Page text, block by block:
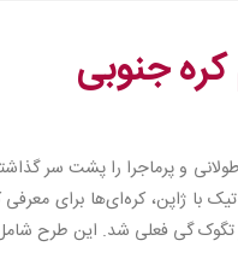
جنوبی
و پرماجرا را پشت سر
با ژاپن، کره‌ای‌ها برای
تگوک ‌گی فعلی شد. این طرح